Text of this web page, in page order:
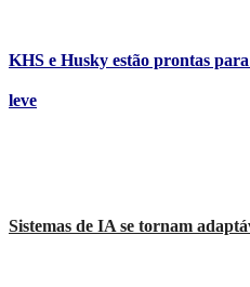
KHS e Husky estão prontas
leve
Sistemas de IA se tornam